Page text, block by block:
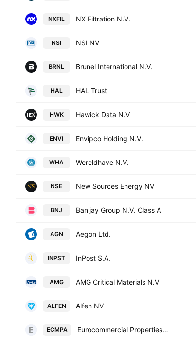
NXFIL NX Filtration N.V.
NSI NSI NV
BRNL Brunel International N.V.
HAL HAL Trust
HWK Hawick Data N.V
ENVI Envipco Holding N.V.
WHA Wereldhave N.V.
NSE New Sources Energy NV
BNJ Banijay Group N.V. Class A
AGN Aegon Ltd.
INPST InPost S.A.
AMG AMG Critical Materials N.V.
ALFEN Alfen NV
ECMPA Eurocommercial Properties NV